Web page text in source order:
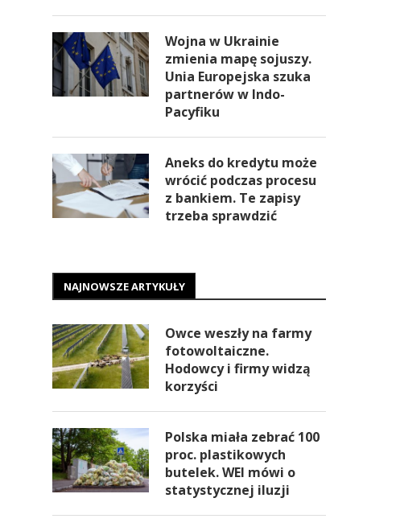
Wojna w Ukrainie
zmienia mapę sojuszy.
Unia Europejska szuka
partnerów w Indo-
Pacyfiku
Aneks do kredytu może
wrócić podczas procesu
z bankiem. Te zapisy
trzeba sprawdzić
NAJNOWSZE ARTYKUŁY
Owce weszły na farmy
fotowoltaiczne.
Hodowcy i firmy widzą
korzyści
Polska miała zebrać 100
proc. plastikowych
butelek. WEI mówi o
statystycznej iluzji